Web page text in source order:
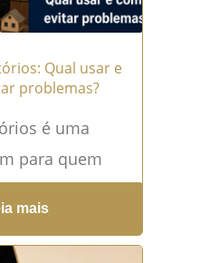
Qual usar e
problemas?
é uma
para quem
um imóvel,
fazer
uma
mais